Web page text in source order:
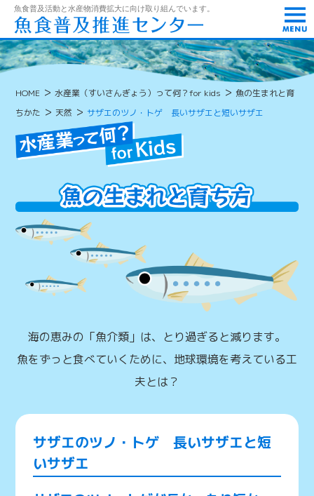
魚食普及活動と水産物消費拡大に向け取り組んでいます。
t
o
g
g
l
e
n
HOME >水産業（すいさんぎょう）って何？for kids >魚の生まれと育
ちかた > 天然 >サザエのツノ・トゲ 長いサザエと短いサザエ
海の恵みの「魚介類」は、とり過ぎると減ります。
魚をずっと食べていくために、地球環境を考えている工
夫とは？
サザエのツノ・トゲ 長いサザエと短
いサザエ